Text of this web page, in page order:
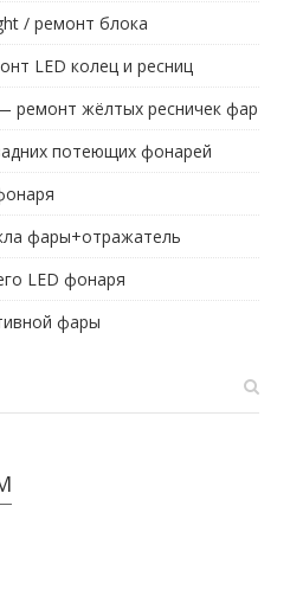
/ ремонт блока
LED колец и ресниц
ремонт жёлтых ресничек фар
потеющих фонарей
фары+отражатель
LED фонаря
фары